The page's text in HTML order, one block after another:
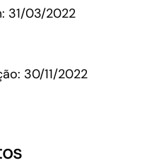
31/03/2022
30/11/2022